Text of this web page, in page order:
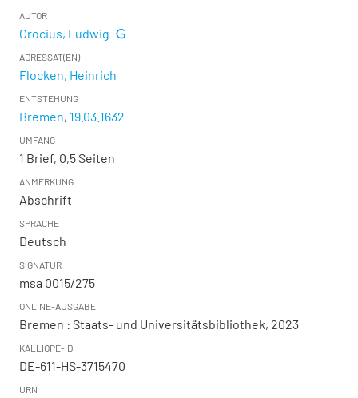
AUTOR
Crocius, Ludwig
ADRESSAT(EN)
Flocken, Heinrich
ENTSTEHUNG
Bremen, 19.03.1632
UMFANG
1 Brief, 0,5 Seiten
ANMERKUNG
Abschrift
SPRACHE
Deutsch
SIGNATUR
msa 0015/275
ONLINE-AUSGABE
Bremen : Staats- und Universitätsbibliothek, 2023
KALLIOPE-ID
DE-611-HS-3715470
URN